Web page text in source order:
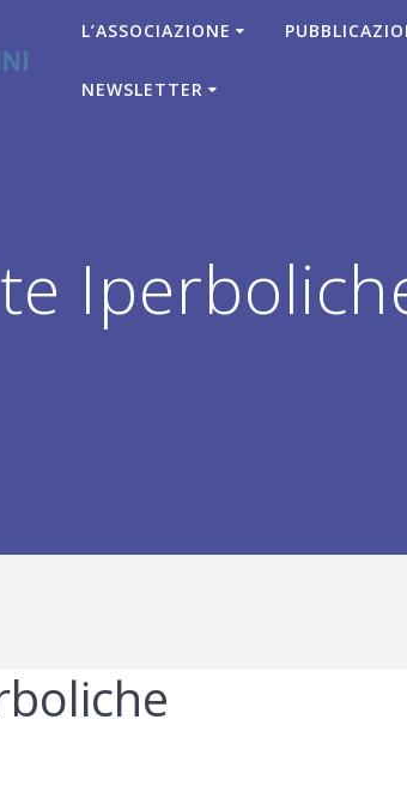
L’ASSOCIAZIONE
NEWSLETTER